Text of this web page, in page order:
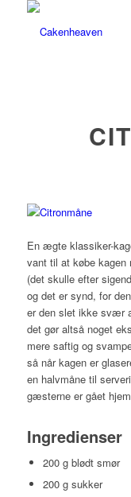
En ægte klassiker-
vant til at købe kagen
(det skulle efter
og det er synd, for
er den slet ikke svær
det gør altså noget
mere saftig og
så når kagen er
en halvmåne til
gæsterne er gået
Ingredienser
200 g blødt smør
200 g sukker